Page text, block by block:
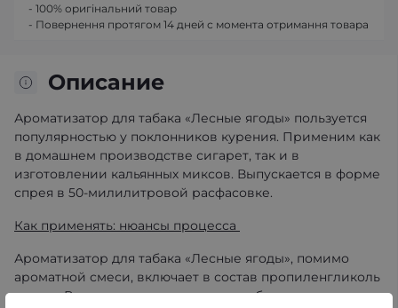
Описание
Ароматизатор для табака «Лесные ягоды» пользуется
популярностью у поклонников курения. Применим как
в домашнем производстве сигарет, так и в
изготовлении кальянных миксов. Выпускается в форме
спрея в 50-милилитровой расфасовке.
Как применять: нюансы процесса
Ароматизатор для табака «Лесные ягоды», помимо
ароматной смеси, включает в состав пропиленгликоль
и воду. В процессе применения необходимо:
- 100% оригінальний товар
- Повернення протягом 14 дней с момента отримання товара